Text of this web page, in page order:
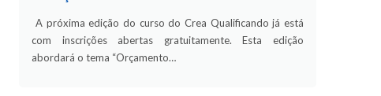
A próxima edição do curso do Crea Qualificando já está
com inscrições abertas gratuitamente. Esta edição
abordará o tema “Orçamento…